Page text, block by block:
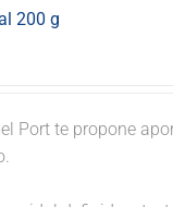
200 g
Port te propone